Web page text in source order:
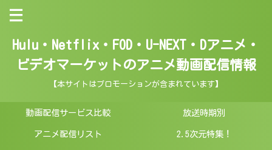
Hulu・Netflix・FOD・U-NEXT・Dアニメ・
ビデオマーケットのアニメ動画配信情報
【本サイトはプロモーションが含まれています】
動画配信サービス比較 放送時期別
アニメ配信リスト 2.5次元特集！